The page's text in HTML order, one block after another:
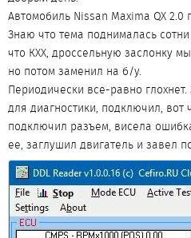
Автомобиль Nissan Maxima QX 2.0
Знаю что тема поднималась
что КХХ, дроссельную заслонку
но потом заменил на б/у.
Периодически все-равно
для диагностики, подключил, вот
подключил разъем, висела
ее, заглушил двигатель и завел